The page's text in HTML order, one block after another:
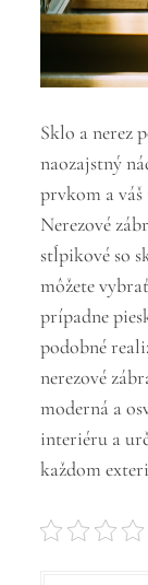
Sklo a nerez
naozajstný
prvkom a
Nerezové
stĺpikové so
môžete
prípadne
podobné
nerezové
moderná a
interiéru a
každom